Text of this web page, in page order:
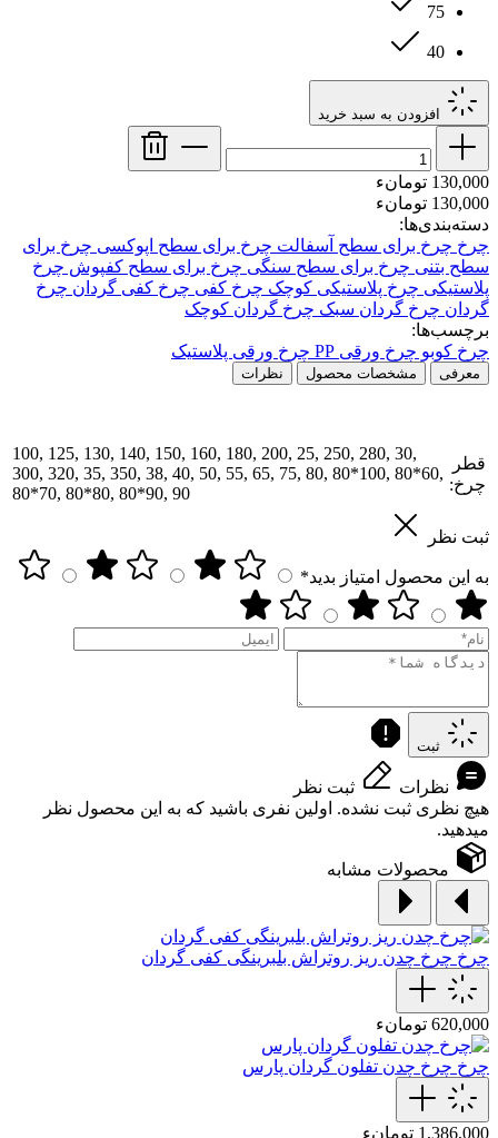
75
40
افزودن به سبد خرید
130,000 تومانء
130,000 تومانء
دسته‌بندی‌ها:
چرخ چرخ برای سطح آسفالت چرخ برای سطح اپوکسی چرخ برای
سطح بتنی چرخ برای سطح سنگی چرخ برای سطح کفپوش چرخ
پلاستیکی چرخ پلاستیکی کوچک چرخ کفی چرخ کفی گردان چرخ
گردان چرخ گردان سبک چرخ گردان کوچک
برچسب‌ها:
چرخ کوبو چرخ ورقی PP چرخ ورقی پلاستیک
معرفی مشخصات محصول نظرات
قطر
چرخ:
100, 125, 130, 140, 150, 160, 180, 200, 25, 250, 280, 30,
300, 320, 35, 350, 38, 40, 50, 55, 65, 75, 80, 80*100, 80*60,
80*70, 80*80, 80*90, 90
ثبت نظر
به این محصول امتیاز بدید*
ثبت
نظرات
ثبت نظر
هیچ نظری ثبت نشده. اولین نفری باشید که به این محصول نظر
میدهید.
محصولات مشابه
چرخ چرخ چدن ریز روتراش بلبرینگی کفی گردان
620,000 تومانء
چرخ چرخ چدن تفلون گردان پارس
1,386,000 تومانء